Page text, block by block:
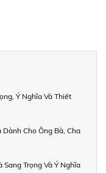
Ý Nghĩa Và Thiết
Cho Ông Bà, Cha
Sang Trọng Và Ý Nghĩa